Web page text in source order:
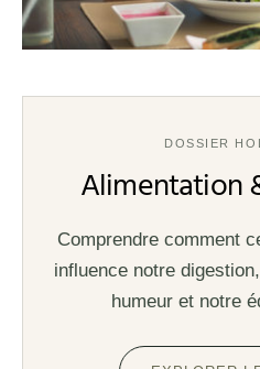
DOSSIER
Alimentation
Comprendre comment
influence notre
humeur et notre